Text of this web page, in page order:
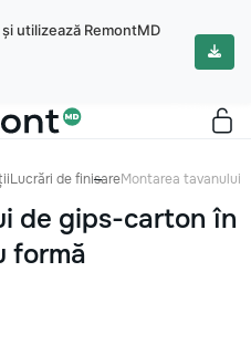
utilizează RemontMD
Lucrări de finisareMontarea tavanului
de gips-carton în
formă